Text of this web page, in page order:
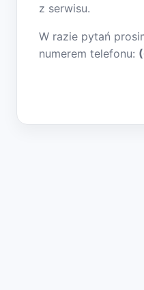
z serwisu.
W razie pytań
numerem telefonu: